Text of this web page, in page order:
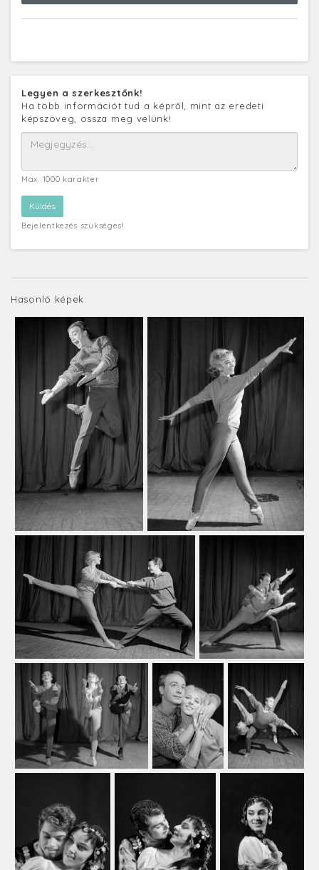
Legyen a szerkesztőnk!
Ha több információt tud a képről, mint az eredeti
képszöveg, ossza meg velünk!
Max. 1000 karakter
Bejelentkezés szükséges!
Hasonló képek: